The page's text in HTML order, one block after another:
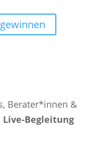
Berater*innen &
Live-Begleitung